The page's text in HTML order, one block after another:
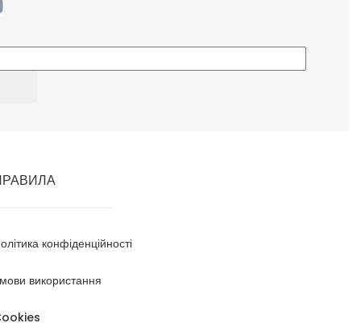
конфіденційності
використання